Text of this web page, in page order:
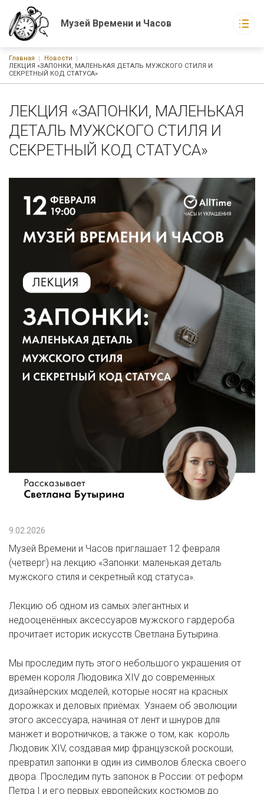
Музей Времени и Часов
События
Статьи
Книги
г. Москва, ул. Русаковская, д. 1
Watchmuseum@ya.ru
+7-926-223-15-60
Строка навигации
Главная
Новости
ЛЕКЦИЯ «ЗАПОНКИ, МАЛЕНЬКАЯ ДЕТАЛЬ МУЖСКОГО СТИЛЯ И
СЕКРЕТНЫЙ КОД СТАТУСА»
ЛЕКЦИЯ «ЗАПОНКИ, МАЛЕНЬКАЯ
ДЕТАЛЬ МУЖСКОГО СТИЛЯ И
СЕКРЕТНЫЙ КОД СТАТУСА»
9.02.2026
Музей Времени и Часов приглашает 12 февраля
(четверг) на лекцию «Запонки: маленькая деталь
мужского стиля и секретный код статуса».
Лекцию об одном из самых элегантных и
недооценённых аксессуаров мужского гардероба
прочитает историк искусств Светлана Бутырина.
Мы проследим путь этого небольшого украшения от
времен короля Людовика XIV до современных
дизайнерских моделей, которые носят на красных
дорожках и деловых приёмах. Узнаем об эволюции
этого аксессуара, начиная от лент и шнуров для
манжет и воротничков; а также о том, как король
Людовик XIV, создавая мир французской роскоши,
превратил запонки в один из символов блеска своего
двора. Проследим путь запонок в России: от реформ
Петра I и его первых европейских костюмов до